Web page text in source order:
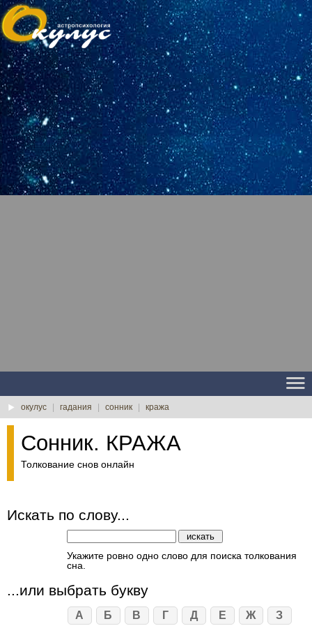
окулус гадания сонник кража
Сонник. КРАЖА
Толкование снов онлайн
Искать по слову...
Укажите ровно одно слово для поиска толкования
сна.
...или выбрать букву
А Б В Г Д Е Ж
З